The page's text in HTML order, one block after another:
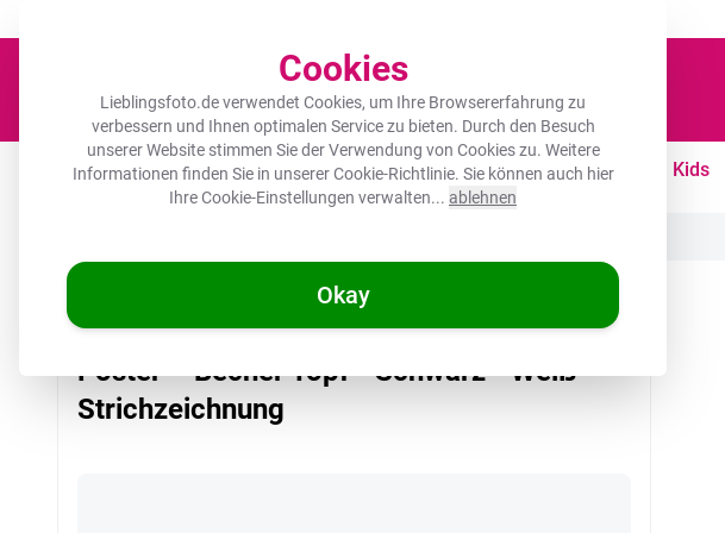
Cookies
Lieblingsfoto.de verwendet Cookies, um Ihre Browsererfahrung zu
verbessern und Ihnen optimalen Service zu bieten. Durch den Besuch
unserer Website stimmen Sie der Verwendung von Cookies zu. Weitere
Informationen finden Sie in unsererCookie-Richtlinie. Sie können auch hier
Ihre Cookie-Einstellungen verwalten... ablehnen
Okay
Leinwand Herdabdeckplatte Wanddeko Küche Outdoor Freizeit Kids
Poster – Becher Topf - Schwarz - Weiß - Strichzeichnung
Poster – Becher Topf - Schwarz - Weiß -
Strichzeichnung